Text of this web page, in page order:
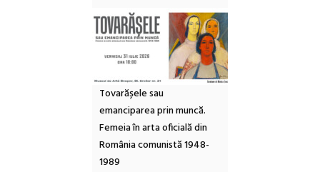
Tovarășele sau
emanciparea prin muncă.
Femeia în arta oficială din
România comunistă 1948-
1989